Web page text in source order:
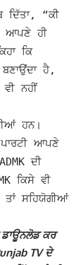
ਦਿੱਤਾ, “ਕੀ
ਆਪਣੇ ਹੀ
ਕਿ
ਹੈ,
ਨਹੀਂ
ਹਨ।
ਪਾਰਟੀ ਆਪਣੇ
ਦੀ
ਕਿਸੇ ਵੀ
ਸਹਿਯੋਗੀਆਂ
ਕਰ
TV ਦੇ